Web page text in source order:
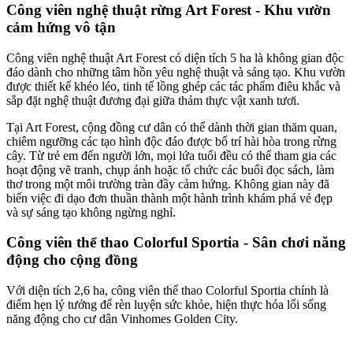
Công viên nghệ thuật rừng Art Forest - Khu vườn
cảm hứng vô tận
Công viên nghệ thuật Art Forest có diện tích 5 ha là không gian độc
đáo dành cho những tâm hồn yêu nghệ thuật và sáng tạo. Khu vườn
được thiết kế khéo léo, tinh tế lồng ghép các tác phẩm điêu khắc và
sắp đặt nghệ thuật đương đại giữa thảm thực vật xanh tươi.
Tại Art Forest, cộng đồng cư dân có thể dành thời gian thăm quan,
chiêm ngưỡng các tạo hình độc đáo được bố trí hài hòa trong rừng
cây. Từ trẻ em đến người lớn, mọi lứa tuổi đều có thể tham gia các
hoạt động vẽ tranh, chụp ảnh hoặc tổ chức các buổi đọc sách, làm
thơ trong một môi trường tràn đầy cảm hứng. Không gian này đã
biến việc đi dạo đơn thuần thành một hành trình khám phá vẻ đẹp
và sự sáng tạo không ngừng nghỉ.
Công viên thể thao Colorful Sportia - Sân chơi năng
động cho cộng đồng
Với diện tích 2,6 ha, công viên thể thao Colorful Sportia chính là
điểm hẹn lý tưởng để rèn luyện sức khỏe, hiện thực hóa lối sống
năng động cho cư dân Vinhomes Golden City.